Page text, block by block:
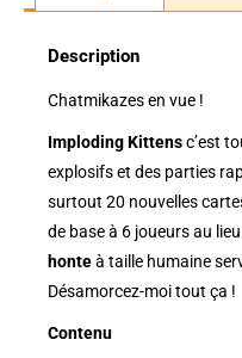
Description
Chatmikazes en vue !
Imploding Kittensc’est
explosifs et des parties
surtout 20 nouvelles
de base à 6 joueurs au
honteà taille humaine
Désamorcez-moi tout ça !
Contenu